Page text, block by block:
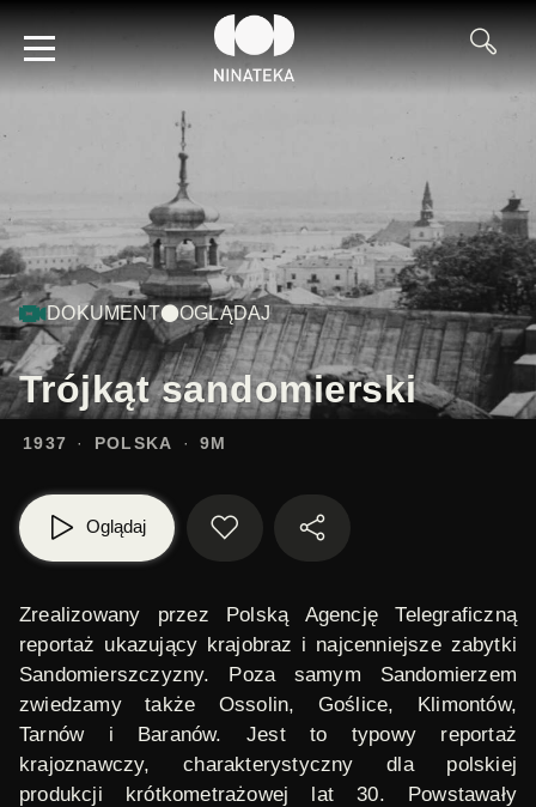
DOKUMENT OGLĄDAJ
Trójkąt sandomierski
1937 POLSKA 9M
Oglądaj
Zrealizowany przez Polską Agencję Telegraficzną
reportaż ukazujący krajobraz i najcenniejsze zabytki
Sandomierszczyzny. Poza samym Sandomierzem
zwiedzamy także Ossolin, Goślice, Klimontów,
Tarnów i Baranów. Jest to typowy reportaż
krajoznawczy, charakterystyczny dla polskiej
produkcji krótkometrażowej lat 30. Powstawały